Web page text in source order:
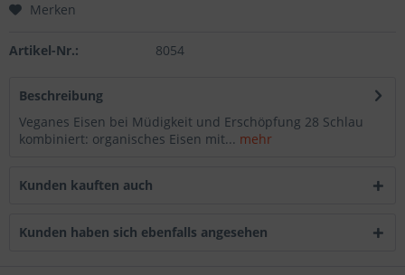
Merken
Artikel-Nr.: 8054
Beschreibung
Veganes Eisen bei Müdigkeit und Erschöpfung 28 Schlau
kombiniert: organisches Eisen mit... mehr
Kunden kauften auch
Kunden haben sich ebenfalls angesehen